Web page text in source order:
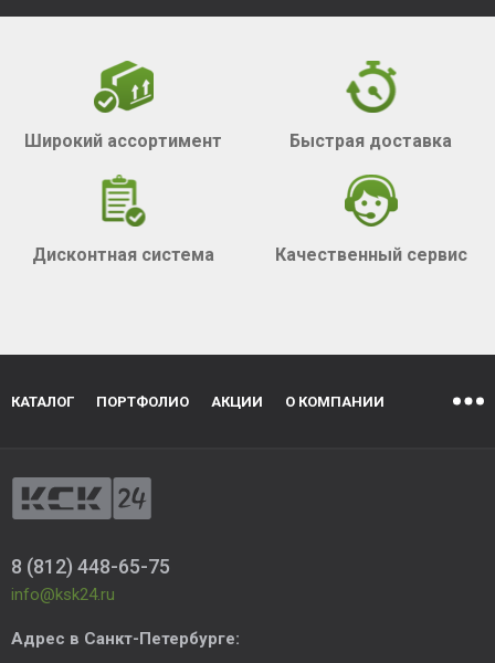
Широкий ассортимент Быстрая доставка
Дисконтная система Качественный сервис
КАТАЛОГ ПОРТФОЛИО АКЦИИ О КОМПАНИИ
8 (812) 448-65-75
info@ksk24.ru
Адрес в Санкт-Петербурге: